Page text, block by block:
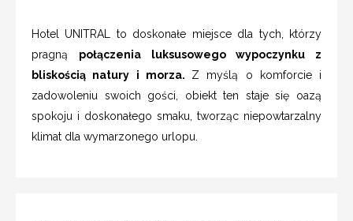
Hotel UNITRAL to doskonałe miejsce dla tych, którzy
pragną połączenia luksusowego wypoczynku z
bliskością natury i morza. Z myślą o komforcie i
zadowoleniu swoich gości, obiekt ten staje się oazą
spokoju i doskonałego smaku, tworząc niepowtarzalny
klimat dla wymarzonego urlopu.